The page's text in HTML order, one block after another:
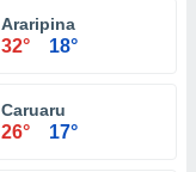
Araripina
32° 18°
Caruaru
26° 17°